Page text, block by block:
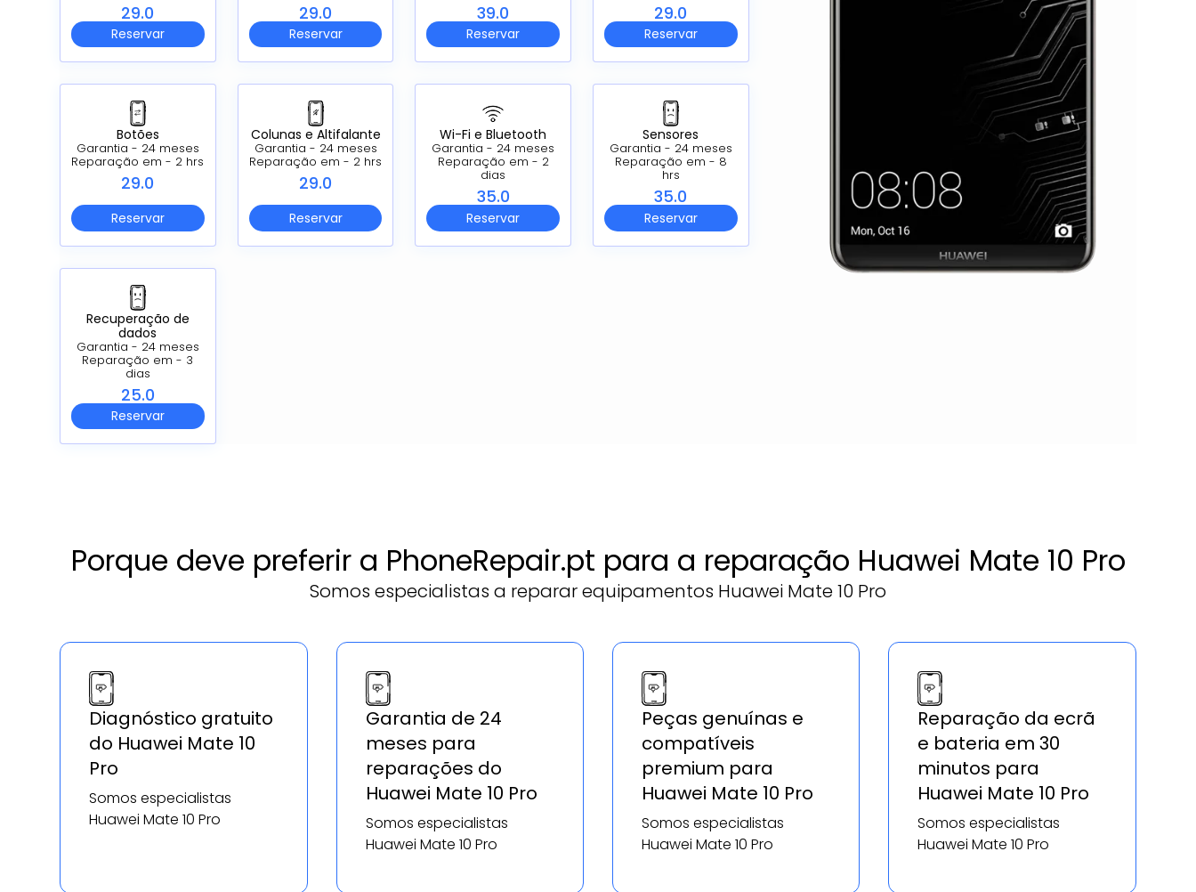
29.0
Reservar
29.0
Reservar
39.0
Reservar
29.0
Reservar
Botões
Garantia - 24 meses
Reparação em - 2 hrs
29.0
Reservar
Colunas e Altifalante
Garantia - 24 meses
Reparação em - 2 hrs
29.0
Reservar
Wi-Fi e Bluetooth
Garantia - 24 meses
Reparação em - 2
dias
35.0
Reservar
Sensores
Garantia - 24 meses
Reparação em - 8
hrs
35.0
Reservar
Recuperação de
dados
Garantia - 24 meses
Reparação em - 3
dias
25.0
Reservar
Porque deve preferir a PhoneRepair.pt para a reparação Huawei Mate 10 Pro
Somos especialistas a reparar equipamentos Huawei Mate 10 Pro
Diagnóstico gratuito
do Huawei Mate 10
Pro
Somos especialistas
Huawei Mate 10 Pro
Garantia de 24
meses para
reparações do
Huawei Mate 10 Pro
Somos especialistas
Huawei Mate 10 Pro
Peças genuínas e
compatíveis
premium para
Huawei Mate 10 Pro
Somos especialistas
Huawei Mate 10 Pro
Reparação da ecrã
e bateria em 30
minutos para
Huawei Mate 10 Pro
Somos especialistas
Huawei Mate 10 Pro